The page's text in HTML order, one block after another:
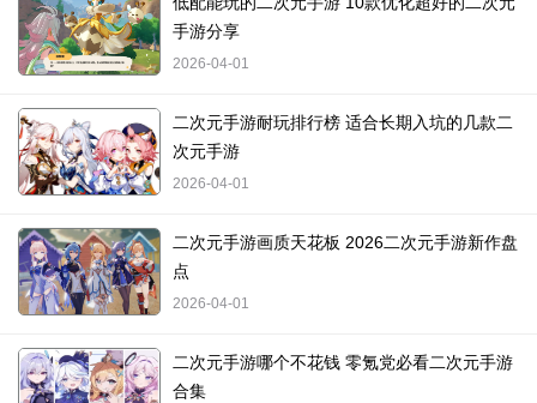
手游分享
2026-04-01
二次元手游耐玩排行榜 适合长期入坑的几款二
次元手游
2026-04-01
二次元手游画质天花板 2026二次元手游新作盘
点
2026-04-01
二次元手游哪个不花钱 零氪党必看二次元手游
合集